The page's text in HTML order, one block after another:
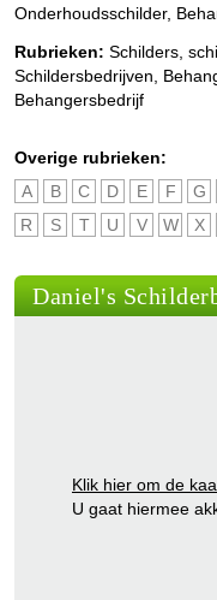
Onderhoudsschilder,
Rubrieken: Schilders,
Schildersbedrijven
Behangersbedrijf
Overige rubrieken:
A
B C D E F G
R
S T U V W X
Daniel's
Klik hier om de
U gaat hiermee